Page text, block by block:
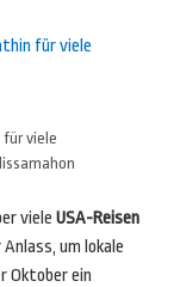
für viele
viele USA-Reisen
um lokale
Oktober ein